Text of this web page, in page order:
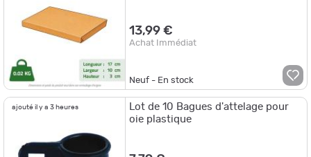
13,99 €
Achat Immédiat
Neuf - En stock
ajouté il y a 3 heures
Lot de 10 Bagues d'attelage pour
oie plastique